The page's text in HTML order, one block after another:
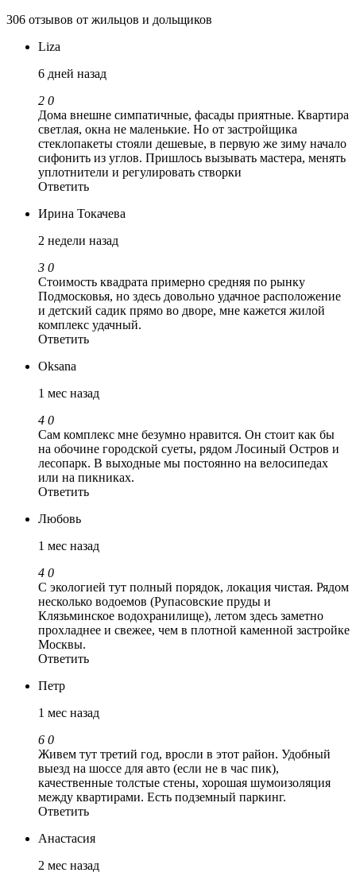
306 отзывов от жильцов и дольщиков
Liza
6 дней назад
2 0
Дома внешне симпатичные, фасады приятные. Квартира
светлая, окна не маленькие. Но от застройщика
стеклопакеты стояли дешевые, в первую же зиму начало
сифонить из углов. Пришлось вызывать мастера, менять
уплотнители и регулировать створки
Ответить
Ирина Токачева
2 недели назад
3 0
Стоимость квадрата примерно средняя по рынку
Подмосковья, но здесь довольно удачное расположение
и детский садик прямо во дворе, мне кажется жилой
комплекс удачный.
Ответить
Oksana
1 мес назад
4 0
Cам комплекс мне безумно нравится. Он стоит как бы
на обочине городской суеты, рядом Лосиный Остров и
лесопарк. В выходные мы постоянно на велосипедах
или на пикниках.
Ответить
Любовь
1 мес назад
4 0
С экологией тут полный порядок, локация чистая. Рядом
несколько водоемов (Рупасовские пруды и
Клязьминское водохранилище), летом здесь заметно
прохладнее и свежее, чем в плотной каменной застройке
Москвы.
Ответить
Петр
1 мес назад
6 0
Живем тут третий год, вросли в этот район. Удобный
выезд на шоссе для авто (если не в час пик),
качественные толстые стены, хорошая шумоизоляция
между квартирами. Есть подземный паркинг.
Ответить
Анастасия
2 мес назад